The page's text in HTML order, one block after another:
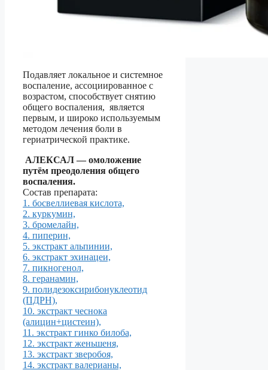
Подавляет локальное и системное
воспаление, ассоциированное с
возрастом, способствует снятию
общего воспаления, является
первым, и широко используемым
методом лечения боли в
гериатрической практике.
АЛЕКСАЛ— омоложение
путём преодоления общего
воспаления.
Состав препарата:
1. босвеллиевая кислота,
2. куркумин,
3. бромелайн,
4. пиперин,
5. экстракт альпинии,
6. экстракт эхинацеи,
7. пикногенол,
8. геранамин,
9. полидезоксирибонуклеотид
(ПДРН),
10. экстракт чеснока
(алицин+цистеин),
11. экстракт гинко билоба,
12. экстракт женьшеня,
13. экстракт зверобоя,
14. экстракт валерианы,